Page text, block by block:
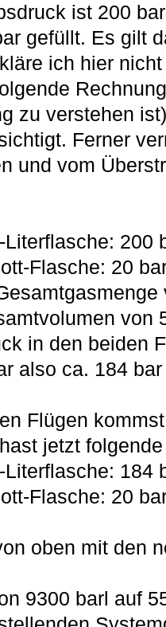
ist 200
gefüllt. Es gilt
ich hier
zu verstehen
Ferner
und vom
200
Flasche: 20
von
in den beiden
also ca. 184
Flügen
jetzt
184
Flasche: 20
oben mit den
9300 barl auf